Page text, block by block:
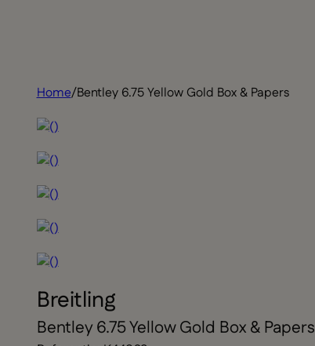
Home/Bentley 6.75 Yellow Gold Box & Papers
Breitling
Bentley 6.75 Yellow Gold Box & Papers